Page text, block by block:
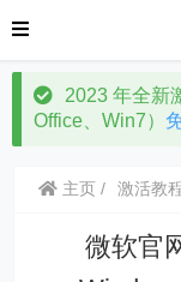
2023 年全新
Office、Win7）
主页 激活教
微软官